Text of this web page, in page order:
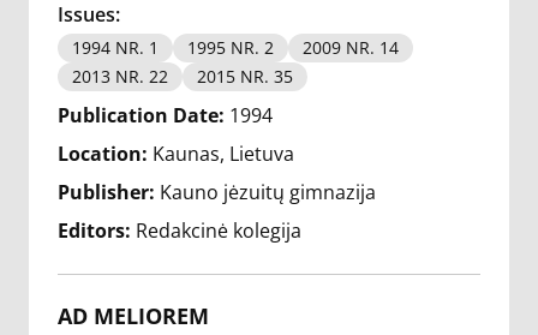
Issues:
1994 NR. 1 1995 NR. 2
2009 NR. 14
2013 NR. 22
2015 NR. 35
Publication Date: 1994
Location: Kaunas, Lietuva
Publisher: Kauno jėzuitų gimnazija
Editors: Redakcinė kolegija
AD MELIOREM